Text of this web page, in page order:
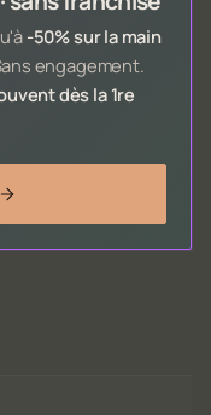
-50% sur la main
engagement.
dès la 1re